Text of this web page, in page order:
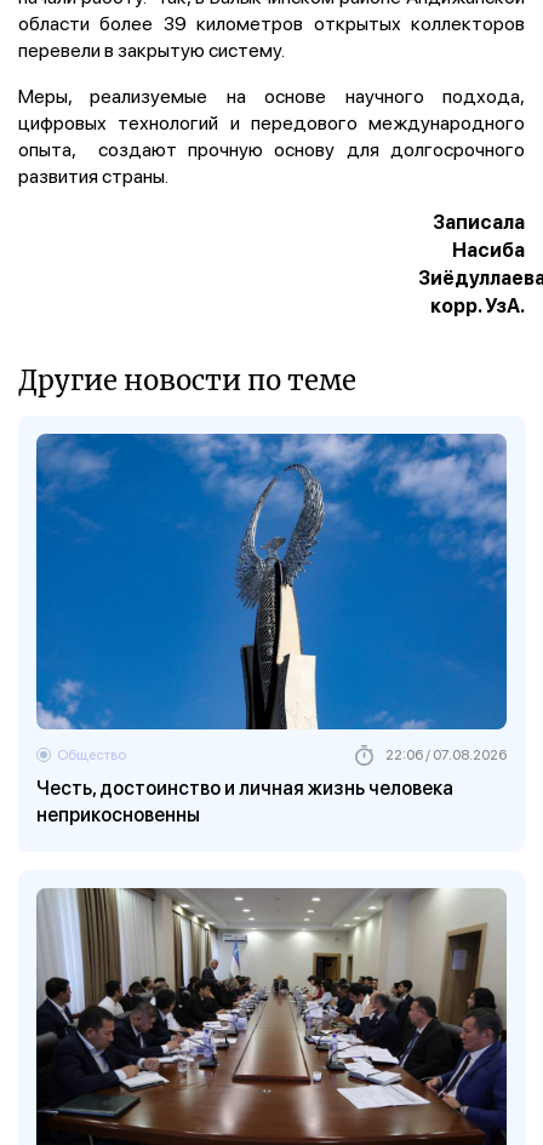
области более 39 километров открытых коллекторов
перевели в закрытую систему.
Меры, реализуемые на основе научного подхода,
цифровых технологий и передового международного
опыта, создают прочную основу для долгосрочного
развития страны.
Записала
Насиба
корр. УзА.
Другие новости по теме
Честь, достоинство и личная жизнь человека
неприкосновенны
Общество 22:06 / 07.08.2026